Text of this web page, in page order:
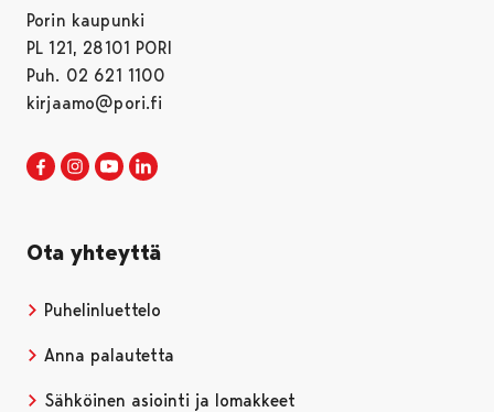
Porin kaupunki
PL 121, 28101 PORI
Puh. 02 621 1100
kirjaamo@pori.fi
Porin kaupunki Facebookissa
Avautuu uudessa välilehdessä
Porin kaupunki Instagramissa
Avautuu uudessa välilehdessä
Porin kaupunki Youtubessa
Avautuu uudessa välilehdessä
Ota yhteyttä
Puhelinluettelo
Anna palautetta
Sähköinen asiointi ja lomakkeet